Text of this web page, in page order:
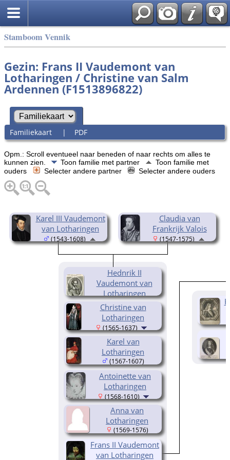
Stamboom Vennik
Gezin: Frans II Vaudemont van
Lotharingen / Christine van Salm
Ardennen (F1513896822)
Familiekaart | PDF
Opm.: Scroll eventueel naar beneden of naar rechts om alles te
kunnen zien.
Toon familie met partner
Toon familie met
ouders
Selecter andere partner Selecter andere ouders
Karel III Vaudemont
van Lotharingen
(1543-1608)
Claudia van
Frankrijk Valois
(1547-1575)
Hednrik II
Vaudemont van
Lotharingen
(1563-1624)
Christine van
Lotharingen
(1565-1637)
Karel van
Lotharingen
(1567-1607)
Antoinette van
Lotharingen
(1568-1610)
Anna van
Lotharingen
(1569-1576)
Frans II Vaudemont
van Lotharingen